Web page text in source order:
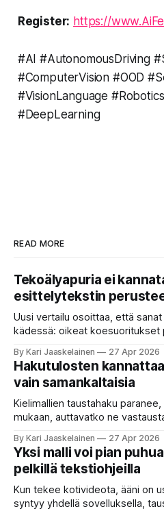
Register: https://
#AI #AutonomousDriving
#ComputerVision #OOD
#VisionLanguage
#DeepLearning
READ MORE
Tekoälyapuria ei
esittelytekstin
Uusi vertailu osoittaa, että
kädessä: oikeat koesuoritukset
etsimässä verkosta apuria, joka
askareita: täyttäisi lomakkeen,
tai seulisi pitkän asiakirjakasan
valikoima, joka muistuttaa
Jokainen ”tekoälyagentti” lupaa
By Kari Jaaskelainen 27 Apr 2026
Hakutulosten
vain samankaltaisia
Kielimallien taustahaku
mukaan, auttavatko ne
että kysyt työpaikan chat-
kokouspäiväkirjassa päätettiin
selaa arkistoja ja poimii sinulle
etätyö tarkoittaa. Teksti on
By Kari Jaaskelainen 27 Apr 2026
Yksi malli voi pian
pelkillä tekstiohjeilla
Kun tekee kotivideota, ääni on
syntyy yhdellä sovelluksella,